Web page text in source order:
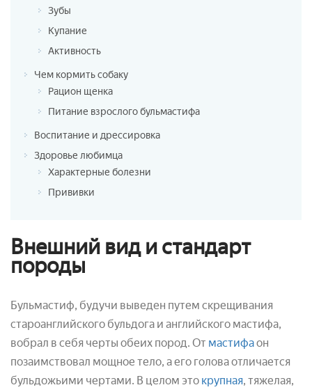
Зубы
Купание
Активность
Чем кормить собаку
Рацион щенка
Питание взрослого бульмастифа
Воспитание и дрессировка
Здоровье любимца
Характерные болезни
Прививки
Внешний вид и стандарт
породы
Бульмастиф, будучи выведен путем скрещивания
староанглийского бульдога и английского мастифа,
вобрал в себя черты обеих пород. От мастифаон
позаимствовал мощное тело, а его голова отличается
бульдожьими чертами. В целом это крупная, тяжелая,